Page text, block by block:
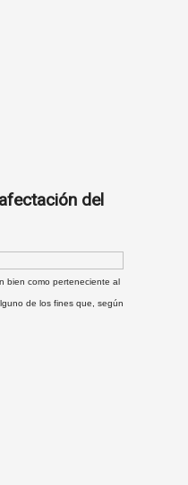
del
bien como perteneciente al
de los fines que, según